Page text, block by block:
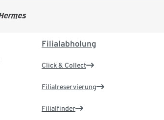
Filialabholung
Click & Collect
Filialreservierung
Filialfinder